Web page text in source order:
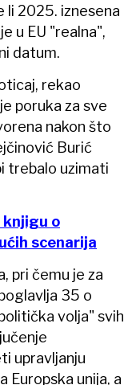
li 2025. iznesena
u EU "realna",
datum.
rekao
poruka za sve
nakon što
Burić
trebalo uzimati
knjigu o
scenarija
pri čemu je za
35 o
volja" svih
upravljanju
Europska unija, a